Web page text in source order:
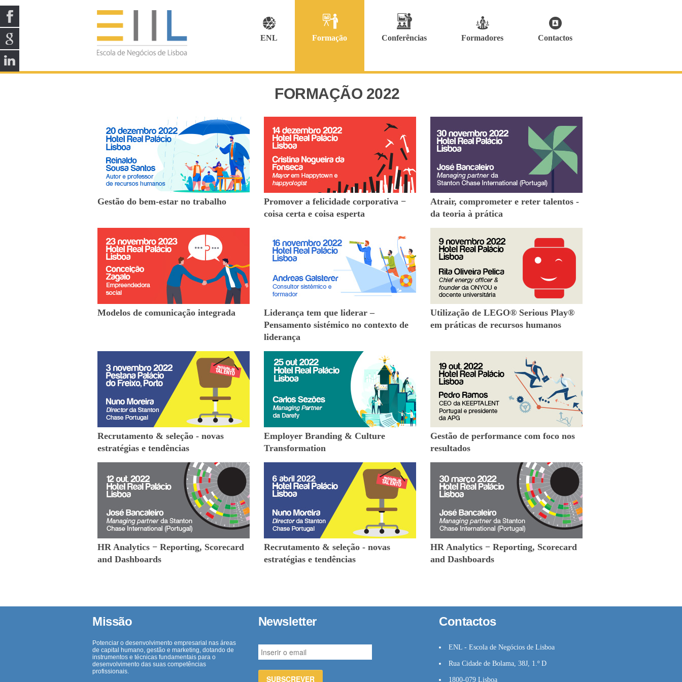
ENL Formação Conferências Formadores Contactos
FORMAÇÃO 2022
Gestão do bem-estar no trabalho
Promover a felicidade corporativa −
coisa certa e coisa esperta
Atrair, comprometer e reter talentos -
da teoria à prática
Modelos de comunicação integrada
Liderança tem que liderar ‒
Pensamento sistémico no contexto de
liderança
Utilização de LEGO® Serious Play®
em práticas de recursos humanos
Recrutamento & seleção - novas
estratégias e tendências
Employer Branding & Culture
Transformation
Gestão de performance com foco nos
resultados
HR Analytics − Reporting, Scorecard
and Dashboards
Recrutamento & seleção - novas
estratégias e tendências
HR Analytics − Reporting, Scorecard
and Dashboards
Missão
Potenciar o desenvolvimento empresarial nas áreas
de capital humano, gestão e marketing, dotando de
instrumentos e técnicas fundamentais para o
desenvolvimento das suas competências
profissionais.
Newsletter Contactos
ENL - Escola de Negócios de Lisboa
Rua Cidade de Bolama, 38J, 1.º D
1800-079 Lisboa